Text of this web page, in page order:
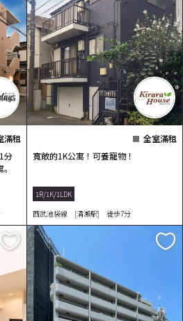
滿租
分
全室滿租
寬敞的1K公寓！可養寵物！
1R/1K/1LDK
西武池袋線 [清瀬駅] 徒歩7分